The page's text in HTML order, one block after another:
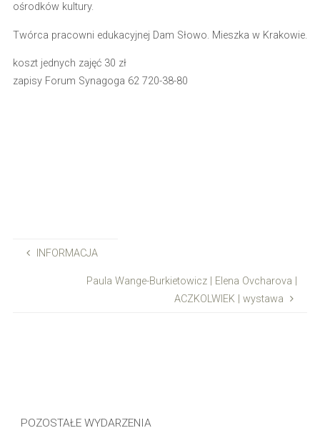
ośrodków kultury.
Twórca pracowni edukacyjnej Dam Słowo. Mieszka w Krakowie.
koszt jednych zajęć 30 zł
zapisy Forum Synagoga 62 720-38-80
INFORMACJA
Paula Wange-Burkietowicz | Elena Ovcharova |
ACZKOLWIEK | wystawa
POZOSTAŁE WYDARZENIA